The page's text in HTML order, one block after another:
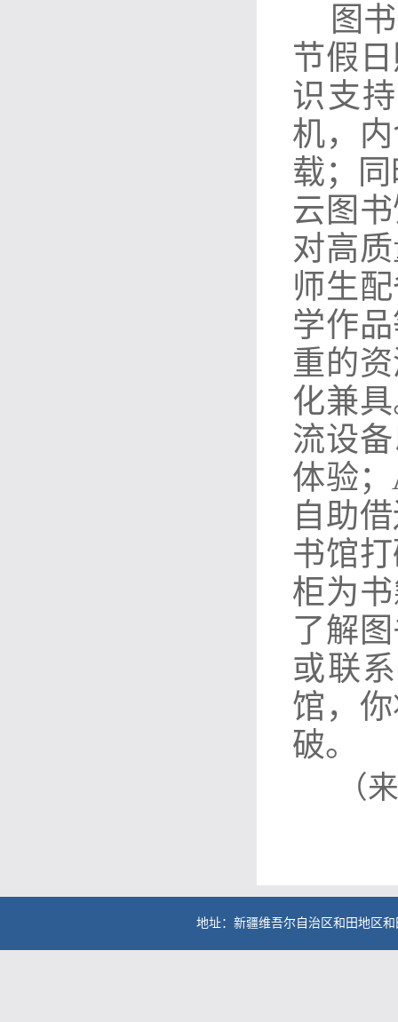
图
节假
识支
机，
载；
云图
对高
师生
学作
重的
化兼
流设
体验
自助
书馆
柜为
了解
或联
馆，
破。
（
地址：新疆维吾尔自治区和田地区